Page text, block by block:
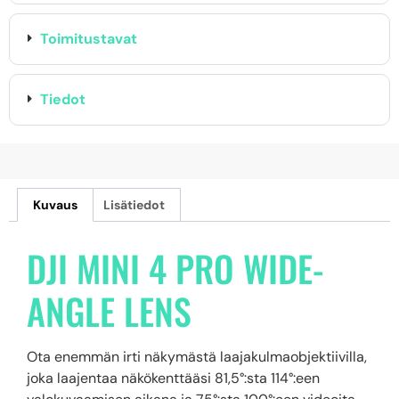
Toimitustavat
Tiedot
Kuvaus Lisätiedot
DJI MINI 4 PRO WIDE-
ANGLE LENS
Ota enemmän irti näkymästä laajakulmaobjektiivilla,
joka laajentaa näkökenttääsi 81,5°:sta 114°:een